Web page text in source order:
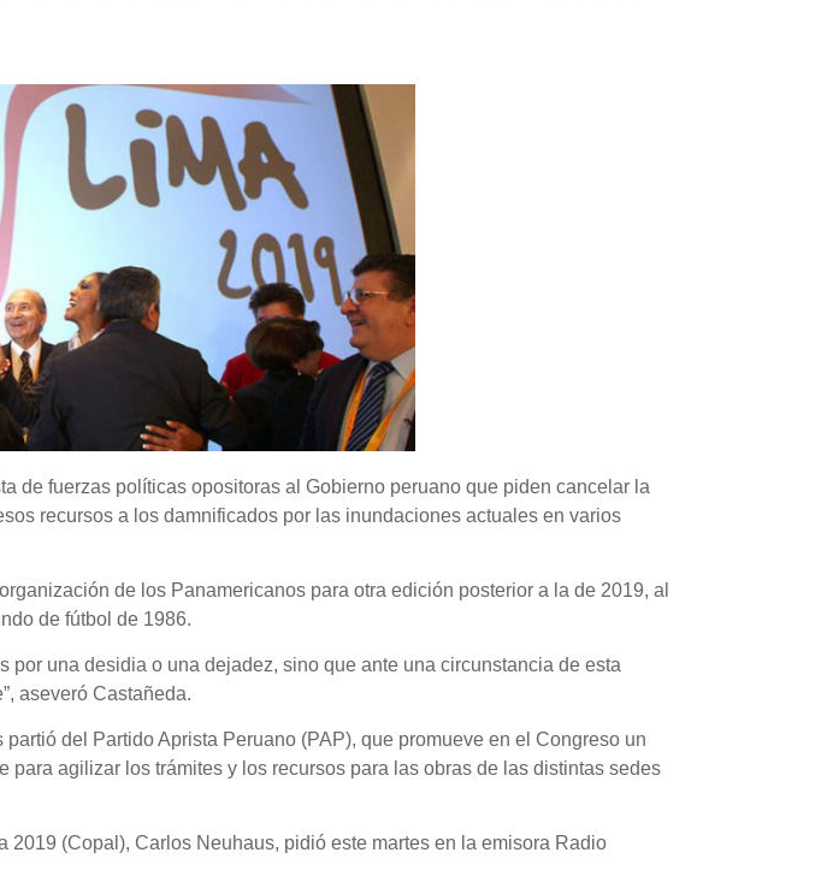
de fuerzas políticas opositoras al Gobierno peruano que piden cancelar la
recursos a los damnificados por las inundaciones actuales en varios
de los Panamericanos para otra edición posterior a la de 2019, al
de fútbol de 1986.
una desidia o una dejadez, sino que ante una circunstancia de esta
aseveró Castañeda.
del Partido Aprista Peruano (PAP), que promueve en el Congreso un
agilizar los trámites y los recursos para las obras de las distintas sedes
(Copal), Carlos Neuhaus, pidió este martes en la emisora Radio